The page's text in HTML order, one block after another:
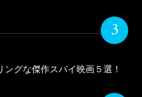
3
ングな傑作スパイ映画５選！